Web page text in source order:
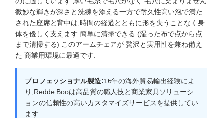
微妙な輝きが深さと洗練を添える一方で耐久性高い泡で満た
された座席と背中は,時間の経過とともに形を失うことなく身
体を優しく支えます.簡単に清掃できる (湿った布で点から点
まで清掃する) このアームチェアが 贅沢と実用性を兼ね備え
た 商業用環境に最適です.
プロフェッショナル製造:16年の海外貿易輸出経験によ
り,Redde Booは高品質の職人技と商業家具ソリューシ
ョンの信頼性の高いカスタマイズサービスを提供してい
ます.